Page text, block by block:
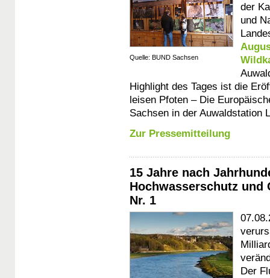
Quelle: BUND Sachsen
der
und
Highlight des Tages ist die
leisen Pfoten – Die
Sachsen in der Auwaldstation
Zur Pressemitteilung
15 Jahre nach
Hochwasserschutz
Nr. 1
Der